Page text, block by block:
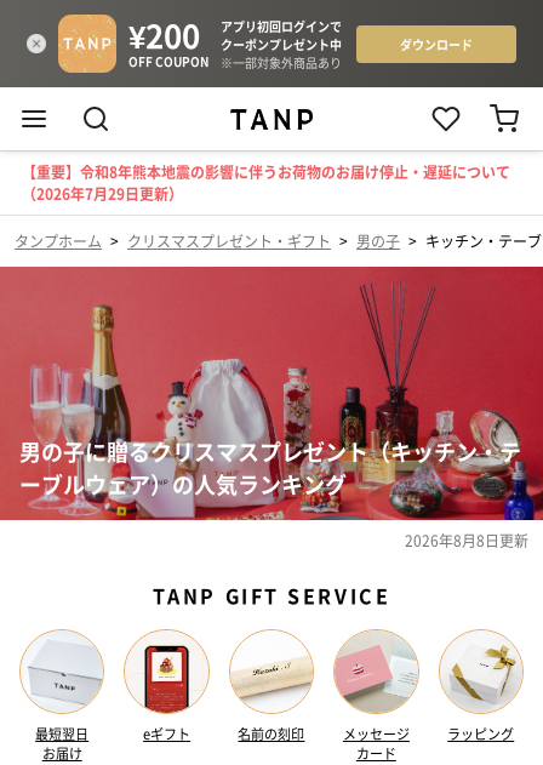
【重要】令和8年熊本地震の影響に伴うお荷物のお届け停止・遅延について
（2026年7月29日更新）
タンプホーム > クリスマスプレゼント・ギフト > 男の子 > キッチン・テー
男の子に贈るクリスマスプレゼント（キッチン・テ
ーブルウェア）の人気ランキング
2026年8月8日更新
TANP GIFT SERVICE
最短翌日
お届け
eギフト 名前の刻印
メッセージ
カード
ラッピング